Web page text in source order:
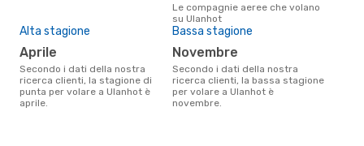
Le compagnie aeree che volano
su Ulanhot
Alta stagione
aprile
Secondo i dati della nostra
ricerca clienti, la stagione di
punta per volare a Ulanhot è
aprile.
Bassa stagione
novembre
Secondo i dati della nostra
ricerca clienti, la bassa stagione
per volare a Ulanhot è
novembre.